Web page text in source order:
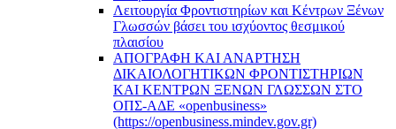
Λειτουργία Φροντιστηρίων και Κέντρων Ξένων
Γλωσσών βάσει του ισχύοντος θεσμικού
πλαισίου
ΑΠΟΓΡΑΦΗ ΚΑΙ ΑΝΑΡΤΗΣΗ
ΔΙΚΑΙΟΛΟΓΗΤΙΚΩΝ ΦΡΟΝΤΙΣΤΗΡΙΩΝ
ΚΑΙ ΚΕΝΤΡΩΝ ΞΕΝΩΝ ΓΛΩΣΣΩΝ ΣΤΟ
ΟΠΣ-ΑΔΕ «openbusiness»
(https://openbusiness.mindev.gov.gr)